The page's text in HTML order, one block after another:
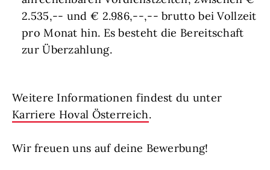
2.535,-- und € 2.986,--,-- brutto bei Vollzeit
pro Monat hin. Es besteht die Bereitschaft
zur Überzahlung.
Weitere Informationen findest du unter
Karriere Hoval Österreich.
Wir freuen uns auf deine Bewerbung!